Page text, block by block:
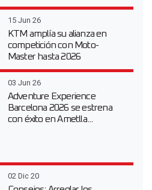
15 Jun 26
KTM amplía su alianza en
competición con Moto-
Master hasta 2026
03 Jun 26
Adventure Experience
Barcelona 2026 se estrena
con éxito en Ametlla...
02 Dic 20